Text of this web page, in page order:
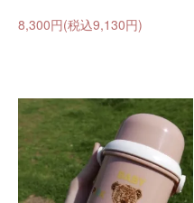
8,300円(税込9,130円)